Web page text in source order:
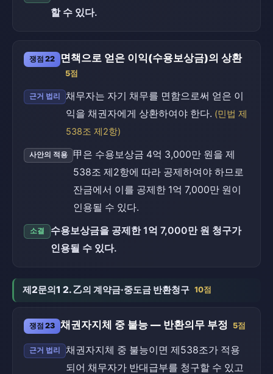
할 수 있다.
쟁점 22 면책으로 얻은 이익(수용보상금)의 상환
5점
근거 법리
채무자는 자기 채무를 면함으로써 얻은 이
익을 채권자에게 상환하여야 한다. (민법 제
538조 제2항)
사안의 적용
甲은 수용보상금 4억 3,000만 원을 제
538조 제2항에 따라 공제하여야 하므로
잔금에서 이를 공제한 1억 7,000만 원이
인용될 수 있다.
소결
수용보상금을 공제한 1억 7,000만 원 청구가
인용될 수 있다.
제2문의1 2. 乙의 계약금·중도금 반환청구 10점
쟁점 23 채권자지체 중 불능 — 반환의무 부정 5점
근거 법리
채권자지체 중 불능이면 제538조가 적용
되어 채무자가 반대급부를 청구할 수 있고